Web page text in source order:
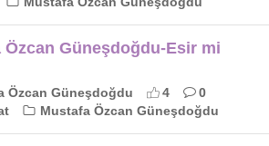
Özcan Güneşdoğdu-Esir mi
Özcan Güneşdoğdu 4
0
Mustafa Özcan Güneşdoğdu